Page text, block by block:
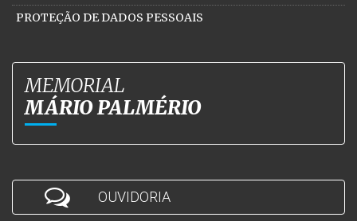
PROTEÇÃO DE DADOS PESSOAIS
MEMORIAL
MÁRIO PALMÉRIO
OUVIDORIA